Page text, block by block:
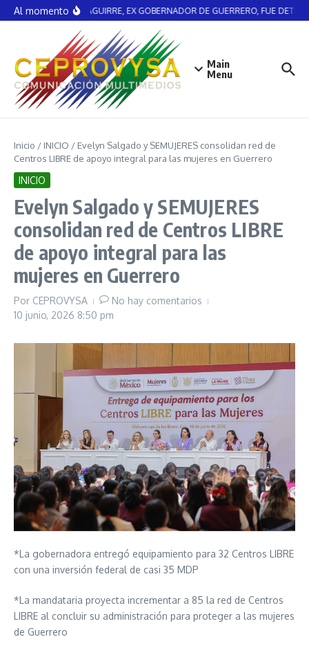
Saltar al contenido
Al momentoÁNGEL AGUIRRE, EX GOBERNADOR DE GUERRERO, FUE
Main
Menu
Inicio / INICIO / Evelyn Salgado y SEMUJERES consolidan red de
Centros LIBRE de apoyo integral para las mujeres en Guerrero
INICIO
Evelyn Salgado y SEMUJERES
consolidan red de Centros LIBRE
de apoyo integral para las
mujeres en Guerrero
Por CEPROVYSA
No hay comentarios
10 junio, 2026 8:50 pm
*La gobernadora entregó equipamiento para 32 Centros LIBRE
con una inversión federal de casi 35 MDP
*La mandataria proyecta incrementar a 85 la red de Centros
LIBRE al concluir su administración para proteger a las mujeres
de Guerrero